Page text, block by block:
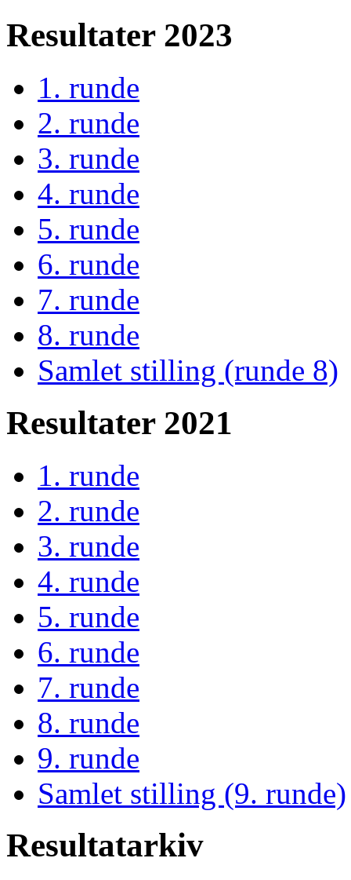
Resultater 2023
1. runde
2. runde
3. runde
4. runde
5. runde
6. runde
7. runde
8. runde
Samlet stilling (runde 8)
Resultater 2021
1. runde
2. runde
3. runde
4. runde
5. runde
6. runde
7. runde
8. runde
9. runde
Samlet stilling (9. runde)
Resultatarkiv